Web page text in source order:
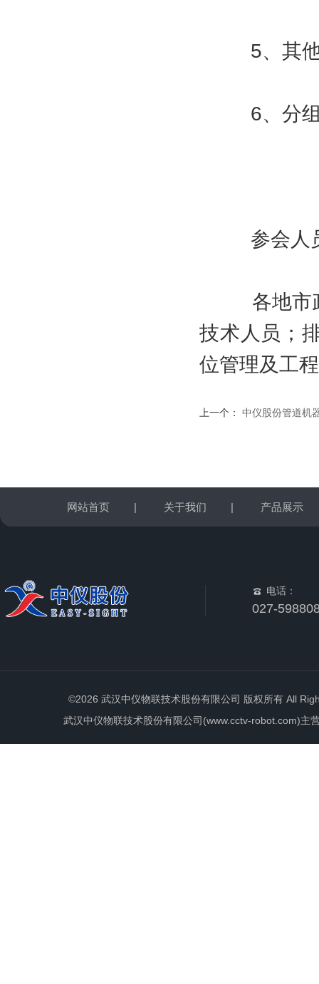
5、其他
6、分组
参会人
各地市政
技术人员；
位管理及工
上一个： 中仪股份管道机
网站首页 | 关于我们 | 产品展示
电话：
027-
©2026 武汉中仪物联技术股份有限公司 版权所有 All
武汉中仪物联技术股份有限公司(www.cctv-robot.com)主